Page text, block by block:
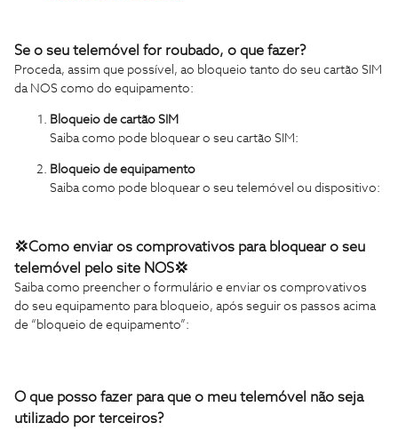
Se o seu telemóvel for roubado, o que fazer?
Proceda, assim que possível, ao bloqueio tanto do seu cartão SIM
da NOS como do equipamento:
Bloqueio de cartão SIM
Saiba como pode bloquear o seu cartão SIM:
Bloqueio de equipamento
Saiba como pode bloquear o seu telemóvel ou dispositivo:
💢Como enviar os comprovativos para bloquear o seu
telemóvel pelo site NOS💢
Saiba como preencher o formulário e enviar os comprovativos
do seu equipamento para bloqueio, após seguir os passos acima
de “bloqueio de equipamento”:
O que posso fazer para que o meu telemóvel não seja
utilizado por terceiros?